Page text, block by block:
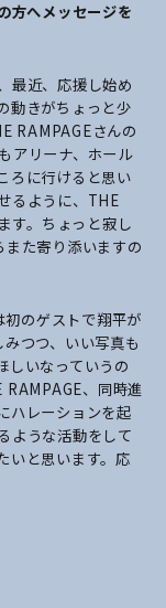
方へメッセージを
最近、応援し始め
動きがちょっと少
RAMPAGEさんの
アリーナ、ホール
ろに行けると思い
るように、THE
す。ちょっと寂し
た寄り添いますの
のゲストで翔平が
つつ、いい写真も
しいなっていうの
、同時進
ハレーションを起
ような活動をして
いと思います。応